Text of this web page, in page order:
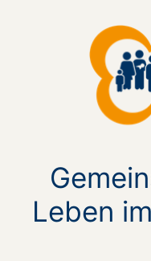
Leben